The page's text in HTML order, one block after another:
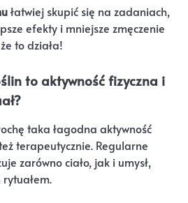
łatwiej skupić się na zadaniach,
efekty i mniejsze zmęczenie
to działa!
to aktywność fizyczna i
taka łagodna aktywność
terapeutycznie. Regularne
zarówno ciało, jak i umysł,